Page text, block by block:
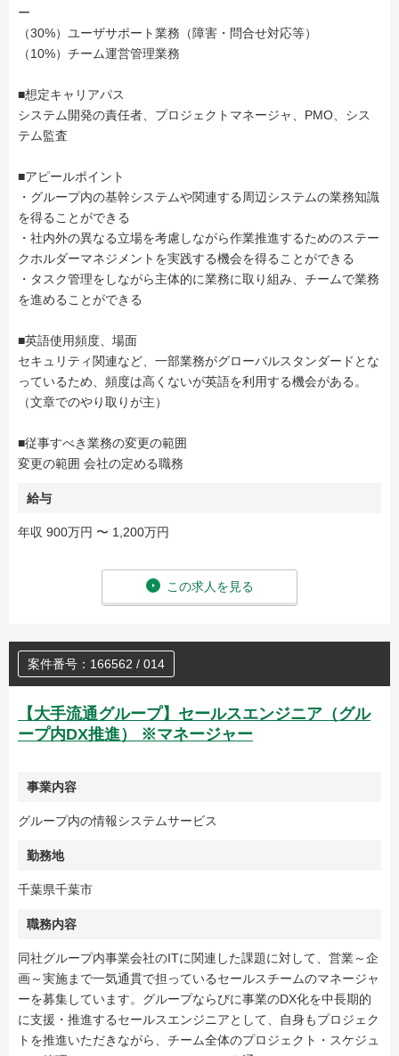
ー
（30%）ユーザサポート業務（障害・問合せ対応等）
（10%）チーム運営管理業務
■想定キャリアパス
システム開発の責任者、プロジェクトマネージャ、PMO、シス
テム監査
■アピールポイント
・グループ内の基幹システムや関連する周辺システムの業務知識
を得ることができる
・社内外の異なる立場を考慮しながら作業推進するためのステー
クホルダーマネジメントを実践する機会を得ることができる
・タスク管理をしながら主体的に業務に取り組み、チームで業務
を進めることができる
■英語使用頻度、場面
セキュリティ関連など、一部業務がグローバルスタンダードとな
っているため、頻度は高くないが英語を利用する機会がある。
（文章でのやり取りが主）
■従事すべき業務の変更の範囲
変更の範囲 会社の定める職務
給与
年収 900万円 〜 1,200万円
この求人を見る
案件番号：166562 / 014
【大手流通グループ】セールスエンジニア（グル
ープ内DX推進） ※マネージャー
事業内容
グループ内の情報システムサービス
勤務地
千葉県千葉市
職務内容
同社グループ内事業会社のITに関連した課題に対して、営業～企
画～実施まで一気通貫で担っているセールスチームのマネージャ
ーを募集しています。グループならびに事業のDX化を中長期的
に支援・推進するセールスエンジニアとして、自身もプロジェク
トを推進いただきながら、チーム全体のプロジェクト・スケジュ